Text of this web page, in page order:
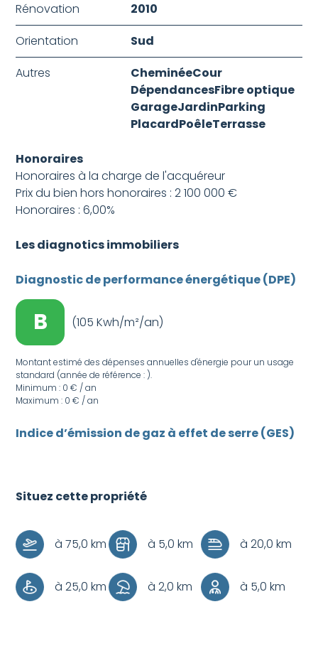
Rénovation
2010
Orientation
Sud
Autres
CheminéeCour
DépendancesFibre optique
GarageJardinParking
PlacardPoêleTerrasse
Honoraires
Honoraires à la charge de l'acquéreur
Prix du bien hors honoraires : 2 100 000 €
Honoraires : 6,00%
Les diagnotics immobiliers
Diagnostic de performance énergétique (DPE)
B (105 Kwh/m²/an)
Montant estimé des dépenses annuelles d'énergie pour un usage
standard (année de référence : ).
Minimum : 0 € / an
Maximum : 0 € / an
Indice d’émission de gaz à effet de serre (GES)
Situez cette propriété
à 75,0 km à 5,0 km à 20,0 km
à 25,0 km à 2,0 km à 5,0 km